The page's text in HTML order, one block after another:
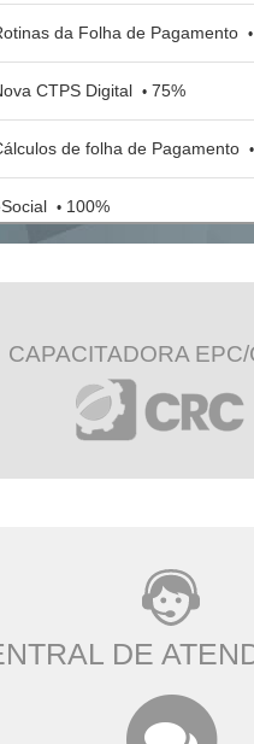
da Folha de Pagamento •
CTPS Digital • 75%
de folha de Pagamento •
• 100%
CAPACITADORA
DE